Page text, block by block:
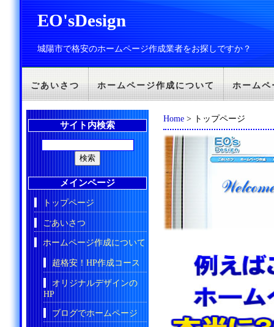
EO'sDesign
城陽市で格安のホームページ作成業者をお探しですか？
ごあいさつ ホームページ作成について ホームペ
Home > トップページ
サイト内検索
メインページ
トップページ
ごあいさつ
ホームページ作成について
超格安！HP作成コース
オリジナルデザインの
HP
ブログでホームページ